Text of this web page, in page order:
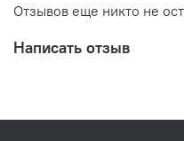
Отзывов еще никто не
Написать отзыв